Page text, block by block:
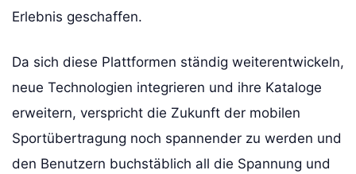
Erlebnis geschaffen.
Da sich diese Plattformen ständig weiterentwickeln,
neue Technologien integrieren und ihre Kataloge
erweitern, verspricht die Zukunft der mobilen
Sportübertragung noch spannender zu werden und
den Benutzern buchstäblich all die Spannung und